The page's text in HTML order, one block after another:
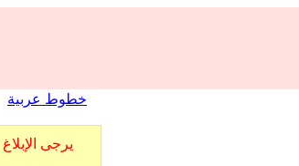
خطوط عربية
يرجى